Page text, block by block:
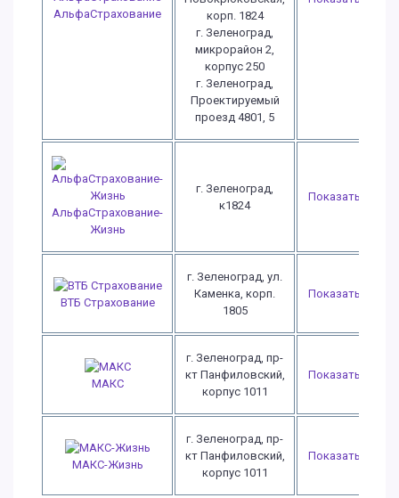
АльфаСтрахование
корп. 1824
г. Зеленоград,
микрорайон 2,
корпус 250
г. Зеленоград,
Проектируемый
проезд 4801, 5
АльфаСтрахование-
Жизнь
г. Зеленоград,
к1824
Показать
ВТБ Страхование
г. Зеленоград, ул.
Каменка, корп.
1805
Показать
МАКС
г. Зеленоград, пр-
кт Панфиловский,
корпус 1011
Показать
МАКС-Жизнь
г. Зеленоград, пр-
кт Панфиловский,
корпус 1011
Показать